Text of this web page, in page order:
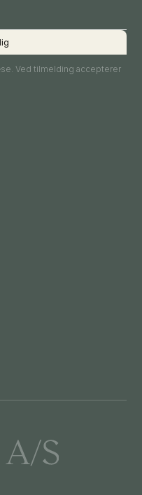
Ved tilmelding accepterer